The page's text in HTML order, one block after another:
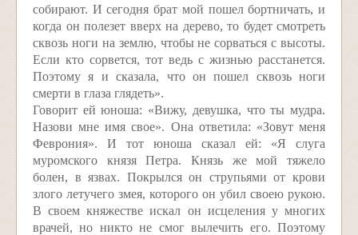
собирают. И сегодня брат мой пошел бортничать, и
когда он полезет вверх на дерево, то будет смотреть
сквозь ноги на землю, чтобы не сорваться с высоты.
Если кто сорвется, тот ведь с жизнью расстанется.
Поэтому я и сказала, что он пошел сквозь ноги
смерти в глаза глядеть».
Говорит ей юноша: «Вижу, девушка, что ты мудра.
Назови мне имя свое». Она ответила: «Зовут меня
Феврония». И тот юноша сказал ей: «Я слуга
муромского князя Петра. Князь же мой тяжело
болен, в язвах. Покрылся он струпьями от крови
злого летучего змея, которого он убил своею рукою.
В своем княжестве искал он исцеления у многих
врачей, но никто не смог вылечить его. Поэтому